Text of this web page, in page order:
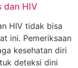
dan HIV
HIV tidak bisa
ini. Pemeriksaan
kesehatan diri
deteksi dini